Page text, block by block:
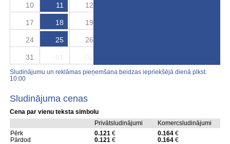
10 11 12
17 18 19
24 25 26
31
Sludinājumu un reklāmas pieņemšana beidzas iepriekšējā dienā plkst.
10:00
Sludinājuma cenas
Cena par vienu teksta simbolu
Privātsludinājumi
Komercsludinājumi
Pērk
0.121€ 0.164€
Pārdod
0.121€ 0.164€